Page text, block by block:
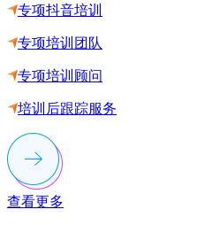
专项抖音培训
专项培训团队
专项培训顾问
培训后跟踪服务
查看更多